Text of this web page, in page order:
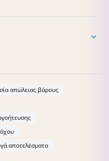
απώλειας βάρους
αποτελέσματα